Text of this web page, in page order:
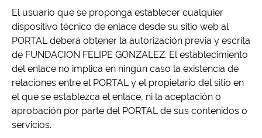
El usuario que se proponga establecer cualquier
dispositivo técnico de enlace desde su sitio web al
PORTAL deberá obtener la autorización previa y escrita
de FUNDACION FELIPE GONZALEZ. El establecimiento
del enlace no implica en ningún caso la existencia de
relaciones entre el PORTAL y el propietario del sitio en
el que se establezca el enlace, ni la aceptación o
aprobación por parte del PORTAL de sus contenidos o
servicios.